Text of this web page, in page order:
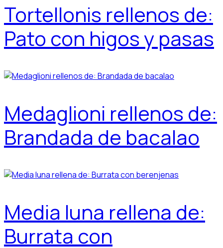
Tortellonis rellenos de:
Pato con higos y pasas
Medaglioni rellenos de:
Brandada de bacalao
Media luna rellena de:
Burrata con